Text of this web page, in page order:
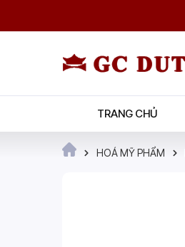
TRANG CHỦ
HOÁ MỸ PHẨM